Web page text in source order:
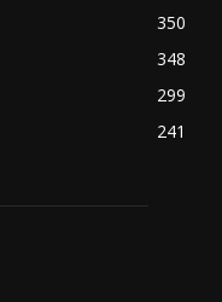
350
348
299
241